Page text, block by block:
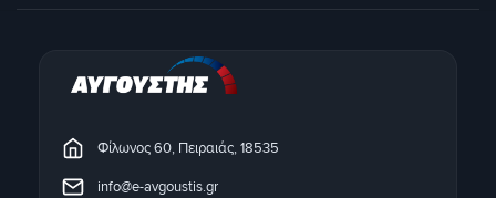
Φίλωνος 60, Πειραιάς, 18535
info@e-avgoustis.gr